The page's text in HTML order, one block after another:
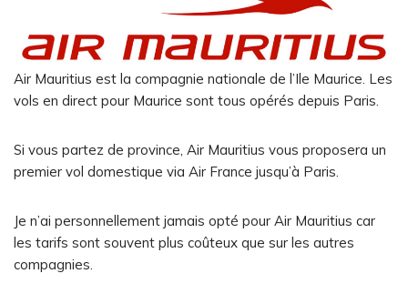
Air Mauritius est la compagnie nationale de l’Ile Maurice. Les
vols en direct pour Maurice sont tous opérés depuis Paris.
Si vous partez de province, Air Mauritius vous proposera un
premier vol domestique via Air France jusqu’à Paris.
Je n’ai personnellement jamais opté pour Air Mauritius car
les tarifs sont souvent plus coûteux que sur les autres
compagnies.